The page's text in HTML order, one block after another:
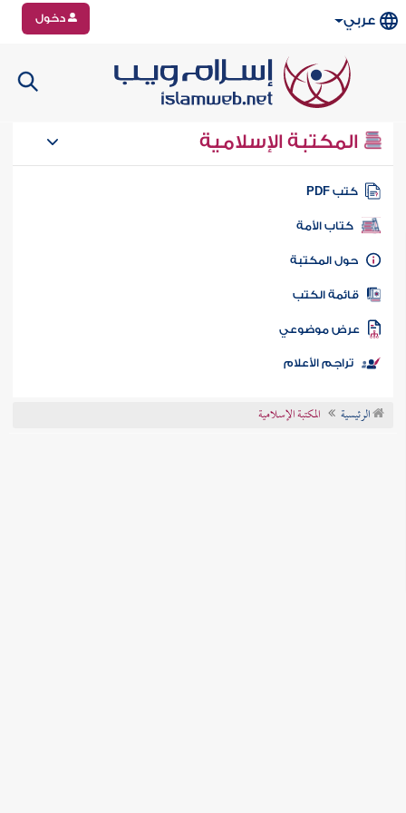
عربي دخول
المكتبة الإسلامية
كتب PDF
كتاب الأمة
المكتبة
الكتب
موضوعي
تراجم الأعلام
الرئيسية المكتبة الإسلامية